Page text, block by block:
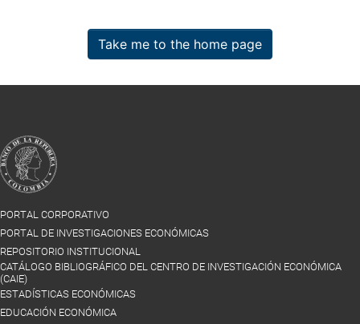
Take me to the home page
PORTAL CORPORATIVO
PORTAL DE INVESTIGACIONES ECONÓMICAS
REPOSITORIO INSTITUCIONAL
CATÁLOGO BIBLIOGRÁFICO DEL CENTRO DE INVESTIGACIÓN ECONÓMICA
(CAIE)
ESTADÍSTICAS ECONÓMICAS
EDUCACIÓN ECONÓMICA